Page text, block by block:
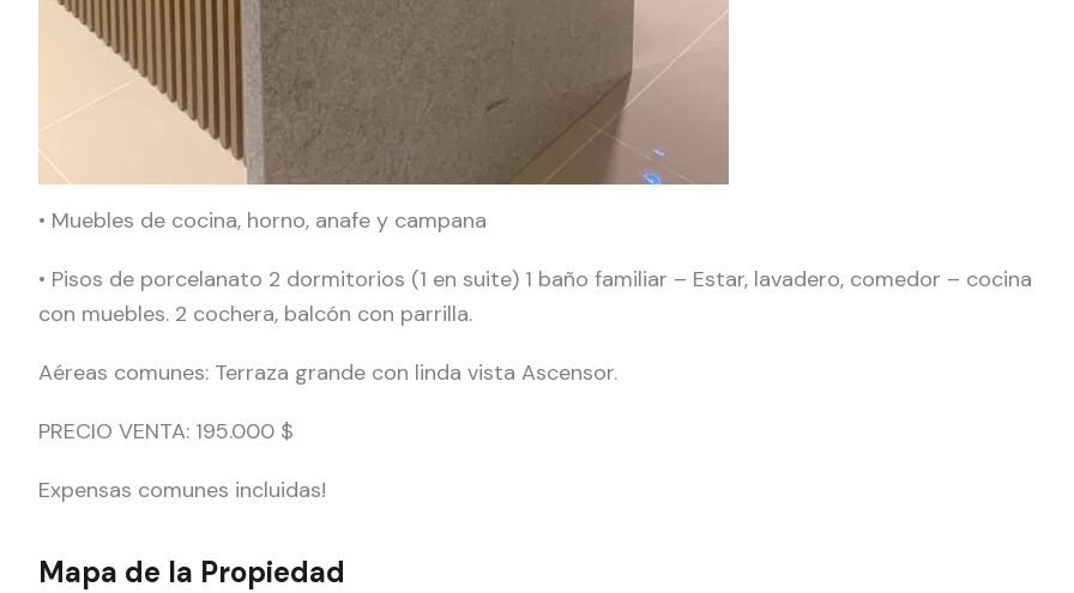
• Muebles de cocina, horno, anafe y campana
• Pisos de porcelanato 2 dormitorios (1 en suite) 1 baño familiar – Estar, lavadero, comedor – cocina
con muebles. 2 cochera, balcón con parrilla.
Aéreas comunes: Terraza grande con linda vista Ascensor.
PRECIO VENTA: 195.000 $
Expensas comunes incluidas!
Mapa de la Propiedad